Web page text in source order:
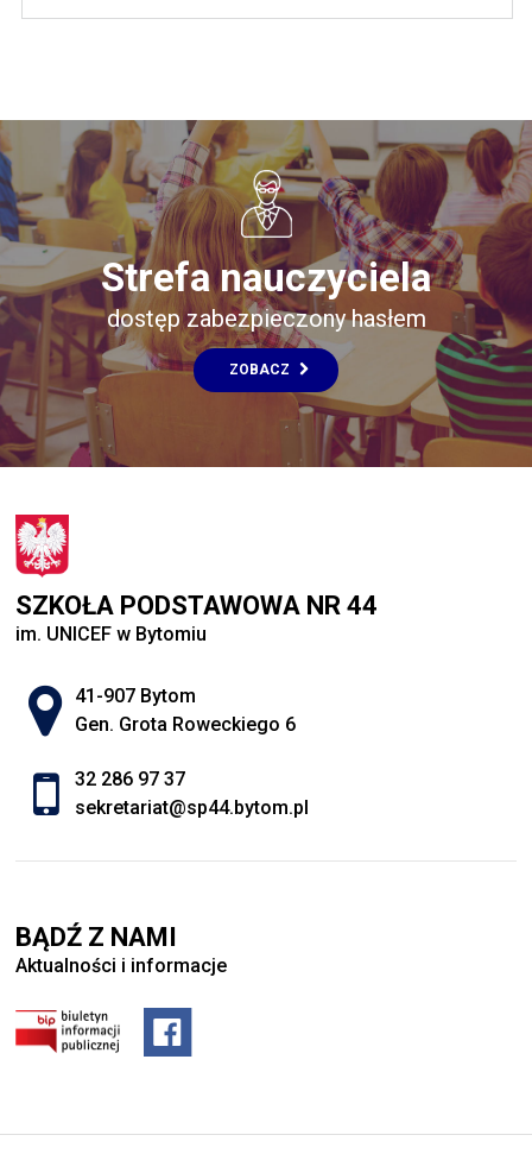
Strefa nauczyciela
dostęp zabezpieczony hasłem
ZOBACZ
SZKOŁA PODSTAWOWA NR 44
im. UNICEF w Bytomiu
Adres pocztowy:
41-907 Bytom
Gen. Grota Roweckiego 6
32 286 97 37
sekretariat@sp44.bytom.pl
BĄDŹ Z NAMI
Aktualności i informacje